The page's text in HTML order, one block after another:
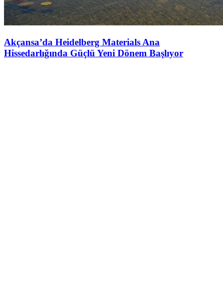
Akçansa’da Heidelberg Materials Ana
Hissedarlığında Güçlü Yeni Dönem Başlıyor